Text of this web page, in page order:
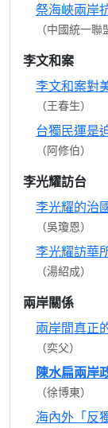
祭海峽兩岸
（中國統一聯
李文和案
李文和案對
（王春生）
台獨民運是
（阿修伯）
李光耀訪台
李光耀的治
（吳瓊恩）
李光耀訪華
（湯紹成）
兩岸關係
兩岸間真正
（奕父）
陳水扁兩岸
（徐博東）
海內外「反